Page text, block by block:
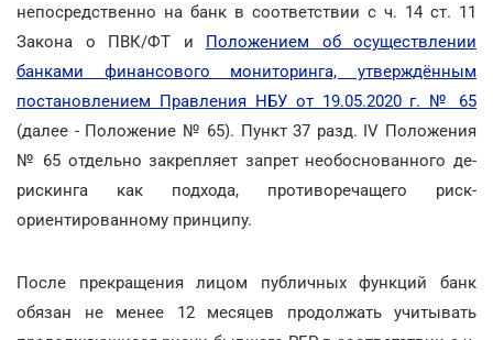
непосредственно на банк в соответствии с ч. 14 ст. 11
Закона о ПВК/ФТ и Положением об осуществлении
банками финансового мониторинга, утверждённым
постановлением Правления НБУ от 19.05.2020 г. № 65
(далее - Положение № 65). Пункт 37 разд. IV Положения
№ 65 отдельно закрепляет запрет необоснованного де-
рискинга как подхода, противоречащего риск-
ориентированному принципу.
После прекращения лицом публичных функций банк
обязан не менее 12 месяцев продолжать учитывать